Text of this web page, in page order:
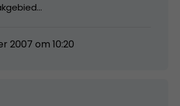
2007 om 10:20